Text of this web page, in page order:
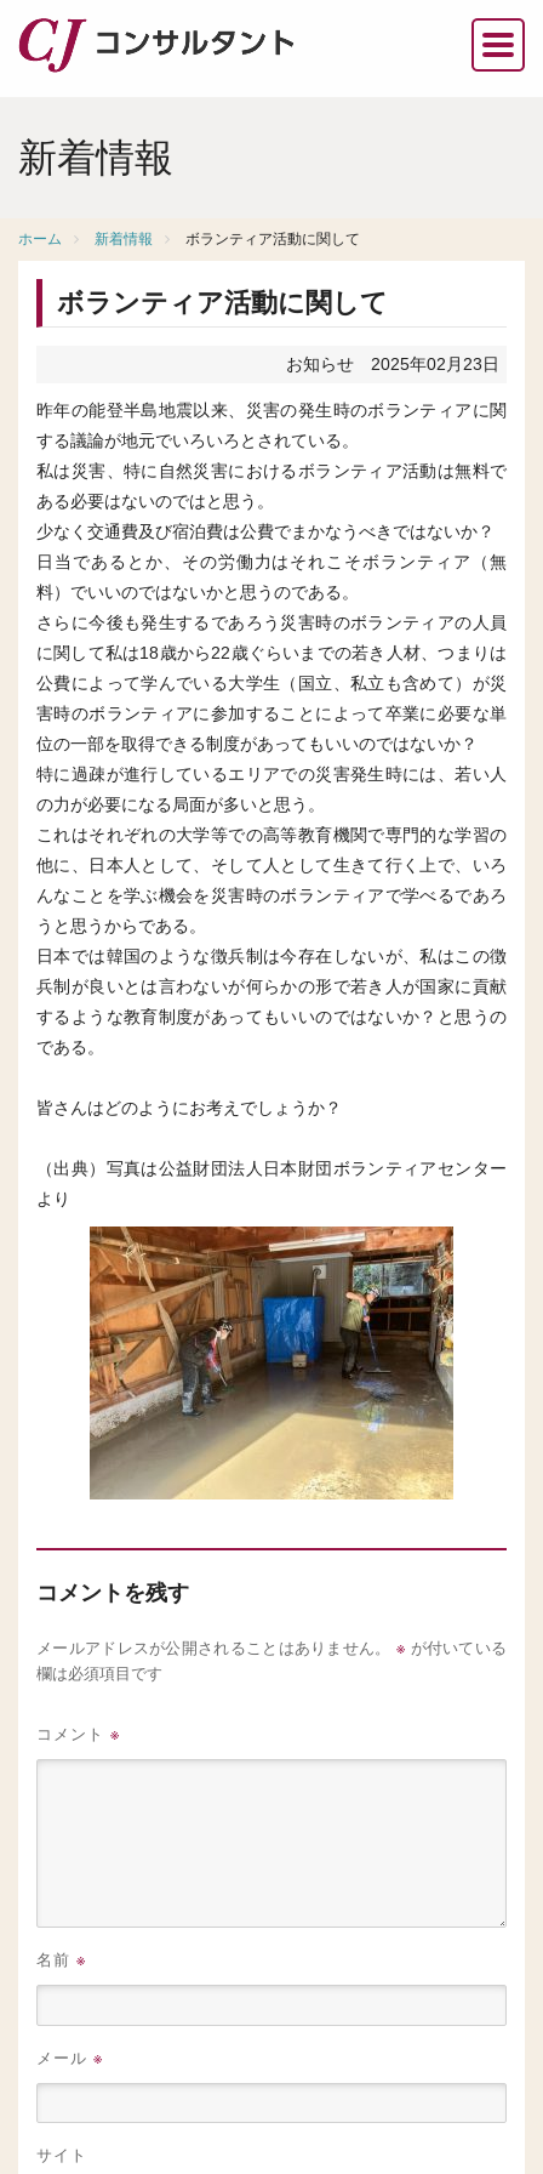
新着情報
ホーム 新着情報 ボランティア活動に関して
ボランティア活動に関して
お知らせ 2025年02月23日
昨年の能登半島地震以来、災害の発生時のボランティアに関
する議論が地元でいろいろとされている。
私は災害、特に自然災害におけるボランティア活動は無料で
ある必要はないのではと思う。
少なく交通費及び宿泊費は公費でまかなうべきではないか？
日当であるとか、その労働力はそれこそボランティア（無
料）でいいのではないかと思うのである。
さらに今後も発生するであろう災害時のボランティアの人員
に関して私は18歳から22歳ぐらいまでの若き人材、つまりは
公費によって学んでいる大学生（国立、私立も含めて）が災
害時のボランティアに参加することによって卒業に必要な単
位の一部を取得できる制度があってもいいのではないか？
特に過疎が進行しているエリアでの災害発生時には、若い人
の力が必要になる局面が多いと思う。
これはそれぞれの大学等での高等教育機関で専門的な学習の
他に、日本人として、そして人として生きて行く上で、いろ
んなことを学ぶ機会を災害時のボランティアで学べるであろ
うと思うからである。
日本では韓国のような徴兵制は今存在しないが、私はこの徴
兵制が良いとは言わないが何らかの形で若き人が国家に貢献
するような教育制度があってもいいのではないか？と思うの
である。
皆さんはどのようにお考えでしょうか？
（出典）写真は公益財団法人日本財団ボランティアセンター
より
コメントを残す
メールアドレスが公開されることはありません。 ※ が付いている
欄は必須項目です
コメント ※
名前 ※
メール ※
サイト